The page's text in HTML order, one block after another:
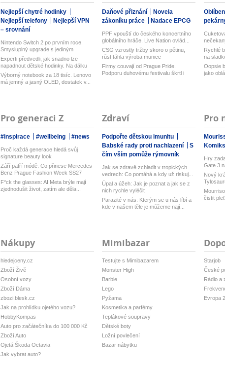
Nejlepší chytré hodinky
Nejlepší telefony
Nejlepší VPN
– srovnání
Nintendo Switch 2 po prvním roce.
Smysluplný upgrade s jediným
důležit...
Experti předvedli, jak snadno lze
napadnout dětské hodinky. Na dálku
z...
Výborný notebook za 18 tisíc. Lenovo
má jemný a jasný OLED, dostatek v...
Daňové přiznání
Novela
zákoníku práce
Nadace EPCG
PPF vpouští do českého koncertního
globálního hráče. Live Nation ovlád...
CSG vzrostly tržby skoro o pětinu,
růst táhla výroba munice
Firmy couvají od Prague Pride.
Podporu duhovému festivalu škrtl i
Rychlé
na
Oopsie
jako
Pro generaci Z
#inspirace #wellbeing #news
Proč každá generace hledá svůj
signature beauty look
Září patří módě: Co přinese Mercedes-
Benz Prague Fashion Week SS27
F*ck the glasses: AI Meta brýle mají
zjednodušit život, zatím ale děla...
Zdraví
Podpořte dětskou imunitu
Babské rady proti nachlazení
S
čím vším pomůže rýmovník
Jak se zdravě zchladit v tropických
vedrech: Co pomáhá a kdy už riskuj...
Úpal a úžeh: Jak je poznat a jak se z
nich rychle vyléčit
Parazité v nás: Kterým se u nás líbí a
kde v našem těle je můžeme nají...
Pro
Hry
Gate 3
Nový
čistit
Nákupy
hledejceny.cz
Zboží Živě
Osobní vozy
Zboží Dáma
zbozi.blesk.cz
Jak na prohlídku ojetého vozu?
HobbyKompas
Auto pro začátečníka do 100 000 Kč
Zboží Auto
Ojetá Škoda Octavia
Jak vybrat auto?
Mimibazar
Testujte s Mimibazarem
Monster High
Barbie
Lego
Pyžama
Kosmetika a parfémy
Teplákové soupravy
Dětské boty
Ložní povlečení
Bazar nábytku
Starjob
České
Rádio a
Evropa 2